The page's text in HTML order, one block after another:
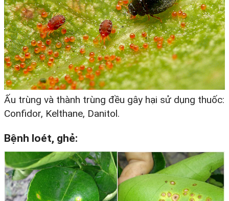
Ấu trùng và thành trùng đều gây hại sử dụng thuốc:
Confidor, Kelthane, Danitol.
Bệnh loét, ghẻ: